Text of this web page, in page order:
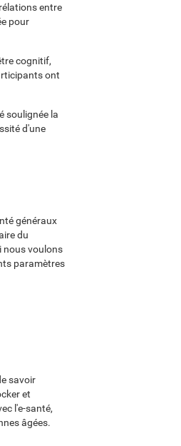
entre
pour
cognitif,
ont
soulignée la
d'une
généraux
du
nous voulons
paramètres
savoir
et
l'e-santé,
âgées.